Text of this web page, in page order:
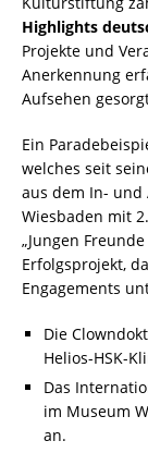
Highlights
Projekte und
Anerkennung
Aufsehen
Ein
welches seit
aus dem In- und
Wiesbaden mit
„Jungen
Erfolgsprojekt,
Engagements
Die
Helios-HSK-
Das
im Museum
an.